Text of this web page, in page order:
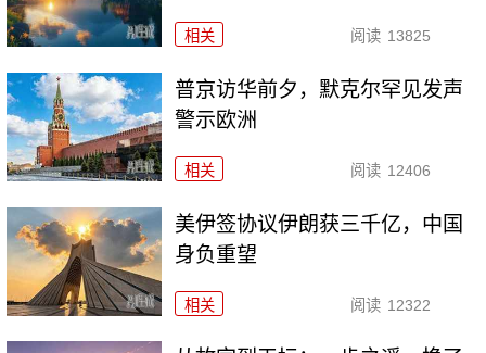
相关 阅读 13825
普京访华前夕，默克尔罕见发声
警示欧洲
相关 阅读 12406
美伊签协议伊朗获三千亿，中国
身负重望
相关 阅读 12322